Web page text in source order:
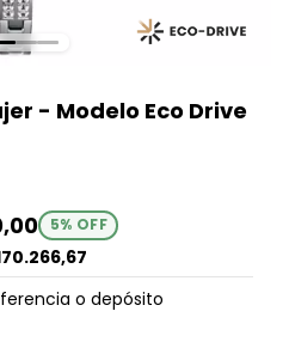
- Modelo Eco Drive
5% OFF
o depósito